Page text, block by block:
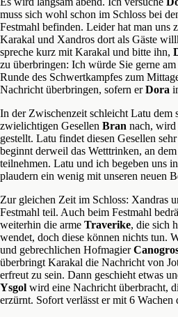
muss sich wohl schon im Schloss bei
Festmahl befinden. Leider hat man uns
Karakal und Xandros dort als Gäste
spreche kurz mit Karakal und bitte ihn,
zu überbringen: Ich würde Sie gerne
Runde des Schwertkampfes zum
Nachricht überbringen, sofern erDora
In der Zwischenzeit schleicht Latu dem
zwielichtigen Gesellen Bran nach, wird
gestellt. Latu findet diesen Gesellen
beginnt derweil das Wetttrinken, an
teilnehmen. Latu und ich begeben uns
plaudern ein wenig mit unseren neuen
Zur gleichen Zeit im Schloss: Xandras
Festmahl teil. Auch beim Festmahl
weiterhin die arme Traverike, die sich
wendet, doch diese können nichts tun.
und gebrechlichen Hofmagier
überbringt Karakal die Nachricht von
erfreut zu sein. Dann geschieht etwas
Ysgol wird eine Nachricht überbracht,
erzürnt. Sofort verlässt er mit 6 Wachen